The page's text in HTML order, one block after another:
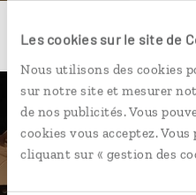
Les cookies sur le site de
Nous utilisons des cookies
sur notre site et mesurer
de nos publicités. Vous
cookies vous acceptez.
cliquant sur « gestion des
Une